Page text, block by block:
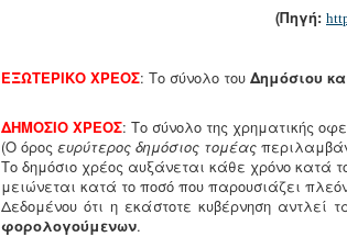
(Πηγή:
ΕΞΩΤΕΡΙΚΟ ΧΡΕΟΣ: Το σύνολο του Δημόσιου
ΔΗΜΟΣΙΟ ΧΡΕΟΣ: Το σύνολο της χρηματικής
(Ο όρος ευρύτερος δημόσιος τομέας
Το δημόσιο χρέος αυξάνεται κάθε χρόνο κατά
μειώνεται κατά το ποσό που παρουσιάζει
Δεδομένου ότι η εκάστοτε κυβέρνηση αντλεί
φορολογούμενων.